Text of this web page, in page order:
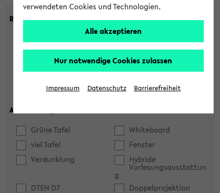
Raumkriterien:
max. Plätze:
Ausstattung:
Grüne Tafel
Whiteboard
viel Tafel
Fenster
Verdunklung
Hybride
Vorlesungsausstattun
g
DTEN D7
Doppelprojektion
verwendeten Cookies und Technologien.
Alle akzeptieren
Nur notwendige Cookies zulassen
Impressum Datenschutz Barrierefreiheit